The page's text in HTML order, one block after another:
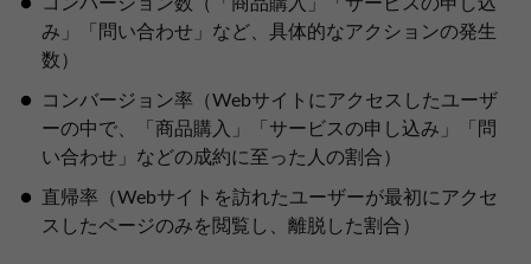
み」「問い合わせ」など、具体的なアクションの発生
数）
コンバージョン率（Webサイトにアクセスしたユーザ
ーの中で、「商品購入」「サービスの申し込み」「問
い合わせ」などの成約に至った人の割合）
直帰率（Webサイトを訪れたユーザーが最初にアクセ
スしたページのみを閲覧し、離脱した割合）